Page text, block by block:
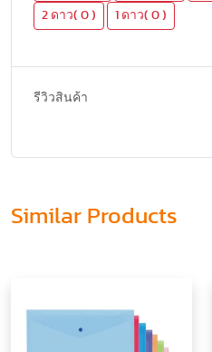
2 ดาว( 0 ) 1 ดาว( 0 )
รีวิวสินค้า
Similar Products